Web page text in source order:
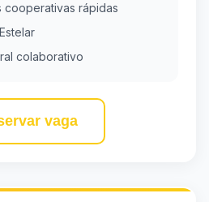
cooperativas rápidas
colaborativo
vaga